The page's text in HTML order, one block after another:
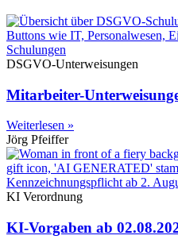
DSGVO-Unterweisungen
Mitarbeiter-
Weiterlesen »
Jörg Pfeiffer
KI Verordnung
KI-Vorgaben ab